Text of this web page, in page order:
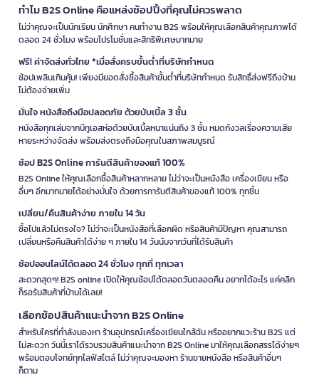
ทำไม B2S Online คือแหล่งช้อปปิ้งที่คุณไม่ควรพลาด
ไม่ว่าคุณจะเป็นนักเรียน นักศึกษา คนทำงาน B2S พร้อมให้คุณเลือกสินค้าคุณภาพได้
ตลอด 24 ชั่วโมง พร้อมโปรโมชั่นและสิทธิพิเศษมากมาย
ฟรี! ค่าจัดส่งทั่วไทย *เมื่อสั่งครบขั้นต่ำที่บริษัทกำหนด
ช้อปเพลินเกินคุ้ม! เพียงมียอดสั่งซื้อสินค้าขั้นต่ำที่บริษัทกำหนด รับสิทธิ์ส่งฟรีถึงบ้าน
ไม่ต้องจ่ายเพิ่ม
มั่นใจ หนังสือถึงมือปลอดภัย ด้วยบับเบิ้ล 3 ชั้น
หนังสือทุกเล่มจากบีทูเอสห่อด้วยบับเบิ้ลหนาแน่นถึง 3 ชั้น หมดกังวลเรื่องความเสีย
หายระหว่างจัดส่ง พร้อมส่งตรงถึงมือคุณในสภาพสมบูรณ์
ช้อป B2S Online การันตีสินค้าของแท้ 100%
B2S Online ให้คุณเลือกซื้อสินค้าหลากหลาย ไม่ว่าจะเป็นหนังสือ เครื่องเขียน หรือ
อื่นๆ อีกมากมายได้อย่างมั่นใจ ด้วยการการันตีสินค้าของแท้ 100% ทุกชิ้น
เปลี่ยน/คืนสินค้าง่าย ภายใน 14 วัน
ซื้อไปแล้วไม่ตรงใจ? ไม่ว่าจะเป็นหนังสือที่เลือกผิด หรือสินค้ามีปัญหา คุณสามารถ
เปลี่ยนหรือคืนสินค้าได้ง่าย ๆ ภายใน 14 วันนับจากวันที่ได้รับสินค้า
ช้อปออนไลน์ได้ตลอด 24 ชั่วโมง ทุกที่ ทุกเวลา
สะดวกสุดๆ! B2S online เปิดให้คุณช้อปได้ตลอดวันตลอดคืน อยากได้อะไร แค่คลิก
ก็รอรับสินค้าที่บ้านได้เลย!
เลือกช้อปสินค้าแนะนำจาก B2S Online
สำหรับใครที่กำลังมองหา ร้านอุปกรณ์เครื่องเขียนใกล้ฉัน หรืออยากแวะร้าน B2S แต่
ไม่สะดวก วันนี้เราได้รวบรวมสินค้าแนะนำจาก B2S Online มาให้คุณเลือกสรรได้ง่ายๆ
พร้อมตอบโจทย์ทุกไลฟ์สไตล์ ไม่ว่าคุณจะมองหา ร้านขายหนังสือ หรือสินค้าอื่นๆ
ก็ตาม